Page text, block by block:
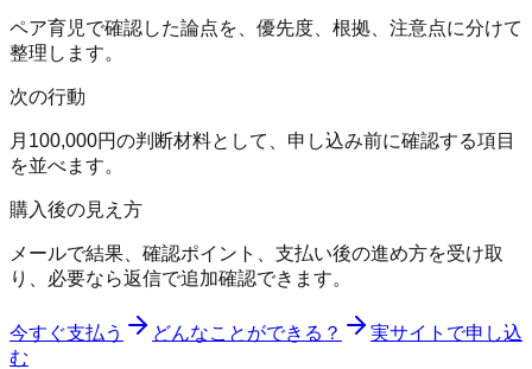
ペア育児で確認した論点を、優先度、根拠、注意点に分けて
整理します。
次の行動
月100,000円の判断材料として、申し込み前に確認する項目
を並べます。
購入後の見え方
メールで結果、確認ポイント、支払い後の進め方を受け取
り、必要なら返信で追加確認できます。
今すぐ支払う どんなことができる？
実サイトで申し込
む